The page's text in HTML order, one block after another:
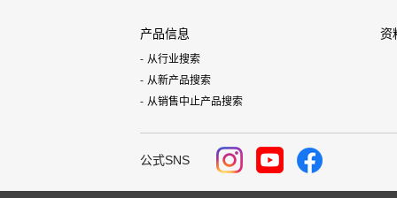
产品信息
从行业搜索
从新产品搜索
从销售中止产品搜索
资
公式SNS